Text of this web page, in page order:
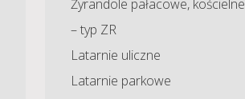
Żyrandole pałacowe, kościelne
– typ ZR
Latarnie uliczne
Latarnie parkowe